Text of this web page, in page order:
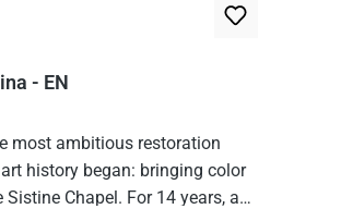
- EN
most ambitious restoration
history began: bringing color
Sistine Chapel. For 14 years, a